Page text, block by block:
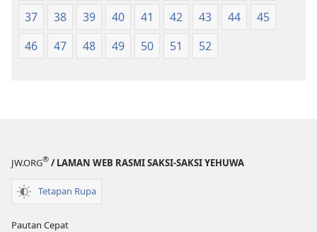
37
38 39 40 41 42 43 44
45
46
47 48 49 50 51 52
JW.ORG® / LAMAN WEB RASMI SAKSI-SAKSI YEHUWA
Tetapan Rupa
Pautan Cepat